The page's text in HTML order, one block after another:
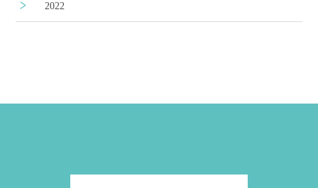
2022